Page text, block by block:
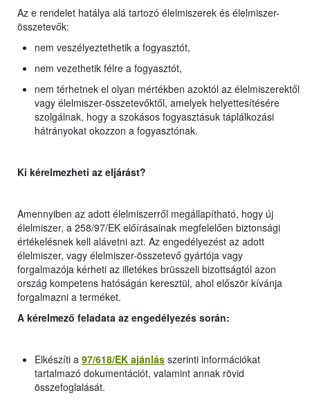
Az e rendelet hatálya alá tartozó élelmiszerek és élelmiszer-
összetevők:
nem veszélyeztethetik a fogyasztót,
nem vezethetik félre a fogyasztót,
nem térhetnek el olyan mértékben azoktól az élelmiszerektől
vagy élelmiszer-összetevőktől, amelyek helyettesítésére
szolgálnak, hogy a szokásos fogyasztásuk táplálkozási
hátrányokat okozzon a fogyasztónak.
Ki kérelmezheti az eljárást?
Amennyiben az adott élelmiszerről megállapítható, hogy új
élelmiszer, a 258/97/EK előírásainak megfelelően biztonsági
értékelésnek kell alávetni azt. Az engedélyezést az adott
élelmiszer, vagy élelmiszer-összetevő gyártója vagy
forgalmazója kérheti az illetékes brüsszeli bizottságtól azon
ország kompetens hatóságán keresztül, ahol először kívánja
forgalmazni a terméket.
A kérelmező feladata az engedélyezés során:
Elkészíti a 97/618/EK ajánlás szerinti információkat
tartalmazó dokumentációt, valamint annak rövid
összefoglalását.